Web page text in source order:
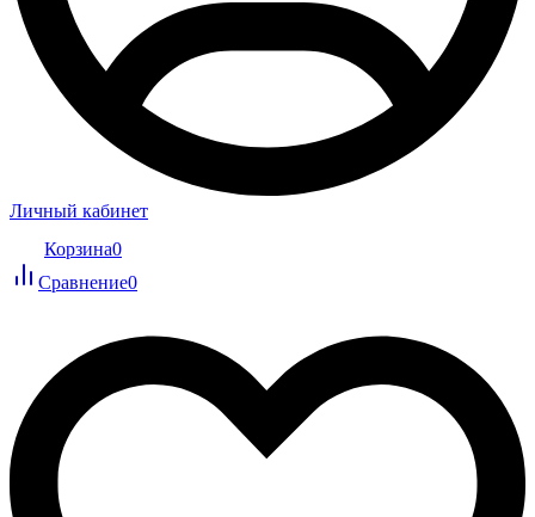
Личный кабинет
Корзина0
Сравнение0